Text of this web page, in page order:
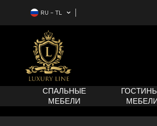
RU − TL
СПАЛЬНЫЕ
МЕБЕЛИ